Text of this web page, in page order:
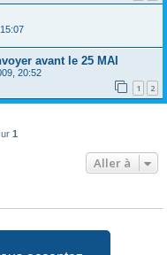
avant le 25 MAI
20:52
1 2
1
Aller à